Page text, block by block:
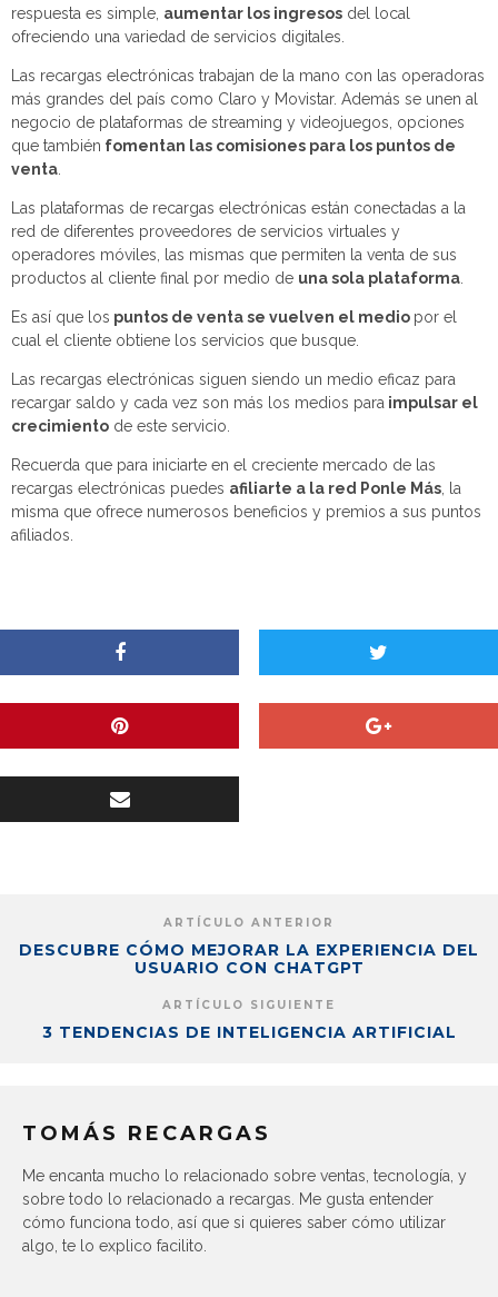
respuesta es simple, aumentar los ingresos del local
ofreciendo una variedad de servicios digitales.
Las recargas electrónicas trabajan de la mano con las operadoras
más grandes del país como Claro y Movistar. Además se unen al
negocio de plataformas de streaming y videojuegos, opciones
que también fomentan las comisiones para los puntos de
venta
Las plataformas de recargas electrónicas están conectadas a la
red de diferentes proveedores de servicios virtuales y
operadores móviles, las mismas que permiten la venta de sus
productos al cliente final por medio de una sola plataforma
Es así que los puntos de venta se vuelven el medio por el
cual el cliente obtiene los servicios que busque.
Las recargas electrónicas siguen siendo un medio eficaz para
recargar saldo y cada vez son más los medios para impulsar el
crecimiento de este servicio.
Recuerda que para iniciarte en el creciente mercado de las
recargas electrónicas puedes afiliarte a la red Ponle Más , la
misma que ofrece numerosos beneficios y premios a sus puntos
afiliados.
ARTÍCULO ANTERIOR
DESCUBRE CÓMO MEJORAR LA EXPERIENCIA DEL
USUARIO CON CHATGPT
ARTÍCULO SIGUIENTE
3 TENDENCIAS DE INTELIGENCIA ARTIFICIAL
TOMÁS RECARGAS
Me encanta mucho lo relacionado sobre ventas, tecnología, y
sobre todo lo relacionado a recargas. Me gusta entender
cómo funciona todo, así que si quieres saber cómo utilizar
algo, te lo explico facilito.